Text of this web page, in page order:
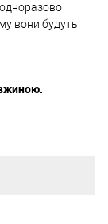
одноразово
вони будуть